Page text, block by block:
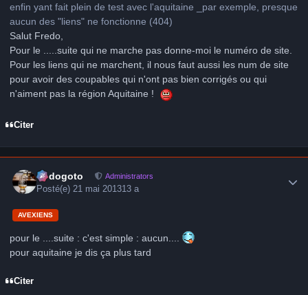
enfin yant fait plein de test avec l'aquitaine _par exemple, presque
aucun des "liens" ne fonctionne (404)
Salut Fredo,
Pour le .....suite qui ne marche pas donne-moi le numéro de site.
Pour les liens qui ne marchent, il nous faut aussi les num de site
pour avoir des coupables qui n'ont pas bien corrigés ou qui
n'aiment pas la région Aquitaine !
Citer
frédogoto Administrators
Posté(e) 21 mai 201313 a
AVEXIENS
pour le ....suite : c'est simple : aucun....
pour aquitaine je dis ça plus tard
Citer